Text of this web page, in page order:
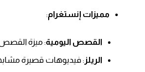
مميزات إنستغرام:
القصص اليومية: ميزة القصص
الريلز : فيديوهات قصيرة